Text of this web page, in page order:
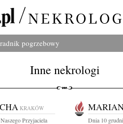
pogrzebowy
Inne nekrologi
KRAKÓW
Przyjaciela
Dnia 10